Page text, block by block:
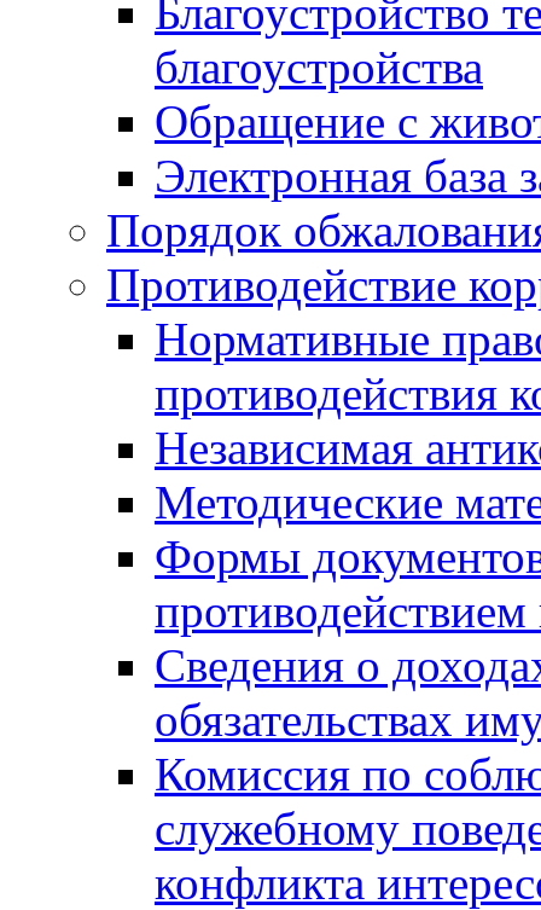
Благоустройство
благоустройства
Обращение с
Электронная база
Порядок
Противодействие
Нормативные
противодействия
Независимая
Методические
Формы
Сведения о
обязательствах
Комиссия по
служебному
конфликта